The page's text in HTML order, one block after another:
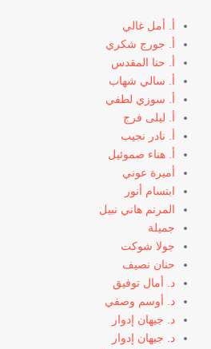
أ. أمل غالي
أ. جورج شكري
أ. حنا المقدس
أ. سالي شهاب
أ. سوزي لطفي
أ. ليلى فرج
أ. نادر نجيب
أ. هناء صموئيل
أميرة عوني
ابتسام أنور
المرنم هاني نبيل
جميلة
جولا شوكت
حنان نصيف
د. أمال توفيق
د. أوسم وصفي
د. جيهان إدوار
د. جيهان إدوار